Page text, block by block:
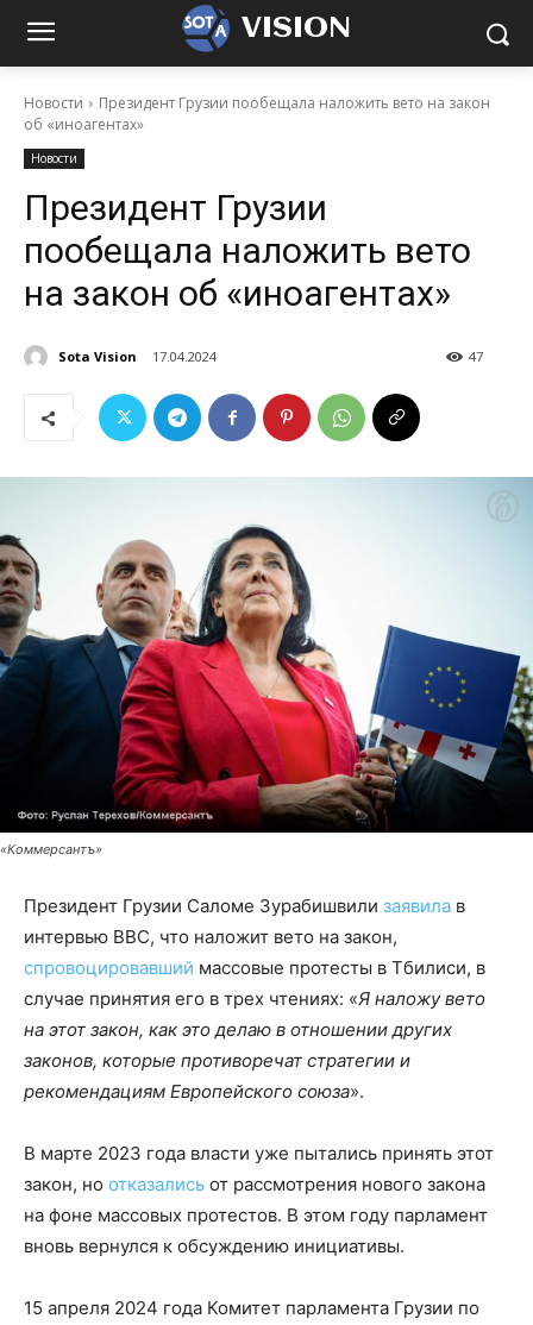
VISION
Новости
Президент Грузии пообещала наложить вето на закон
об «иноагентах»
Новости
Президент Грузии
пообещала наложить вето
на закон об «иноагентах»
Sota Vision 17.04.2024 47
«Коммерсантъ»
Президент Грузии Саломе Зурабишвили заявила в
интервью BBC, что наложит вето на закон,
спровоцировавший массовые протесты в Тбилиси, в
случае принятия его в трех чтениях: «Я наложу вето
на этот закон, как это делаю в отношении других
законов, которые противоречат стратегии и
рекомендациям Европейского союза».
В марте 2023 года власти уже пытались принять этот
закон, но отказались от рассмотрения нового закона
на фоне массовых протестов. В этом году парламент
вновь вернулся к обсуждению инициативы.
15 апреля 2024 года Комитет парламента Грузии по